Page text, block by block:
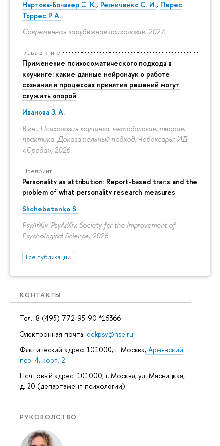
Нартова-Бочавер С. К., Резниченко С. И., Перес
Торрес Р. А.
Современная зарубежная психология. 2027.
Глава в книге
Применение психосоматического подхода в
коучинге: какие данные нейронаук о работе
сознания и процессах принятия решений могут
служить опорой
Иванова З. А.
В кн.: Психология коучинга: методология, теория,
практика. Доказательный подход. Чебоксары: ИД
«Среда», 2026.
Препринт
Personality as attribution: Report-based traits and the
problem of what personality research measures
Shchebetenko S.
PsyArXiv. PsyArXiv. Society for the Improvement of
Psychological Science, 2026
Все публикации
КОНТАКТЫ
Тел.: 8 (495) 772-95-90 *15366
Электронная почта: dekpsy@hse.ru
Фактический адрес: 101000, г. Москва, Армянский
пер. 4, корп. 2
Почтовый адрес: 101000, г. Москва, ул. Мясницкая,
д. 20 (департамент психологии)
РУКОВОДСТВО